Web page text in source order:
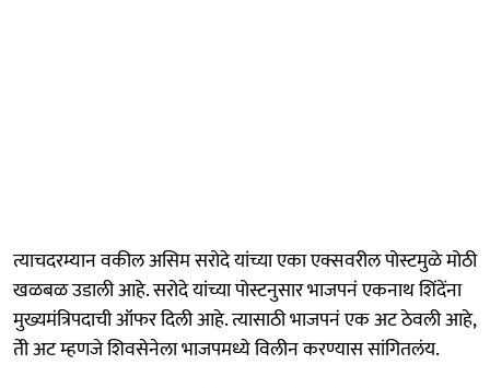
त्याचदरम्यान वकील असिम सरोदे यांच्या एका एक्सवरील पोस्टमुळे मोठी
खळबळ उडाली आहे. सरोदे यांच्या पोस्टनुसार भाजपनं एकनाथ शिंदेंना
मुख्यमंत्रिपदाची ऑफर दिली आहे. त्यासाठी भाजपनं एक अट ठेवली आहे,
तेी अट म्हणजे शिवसेनेला भाजपमध्ये विलीन करण्यास सांगितलंय.